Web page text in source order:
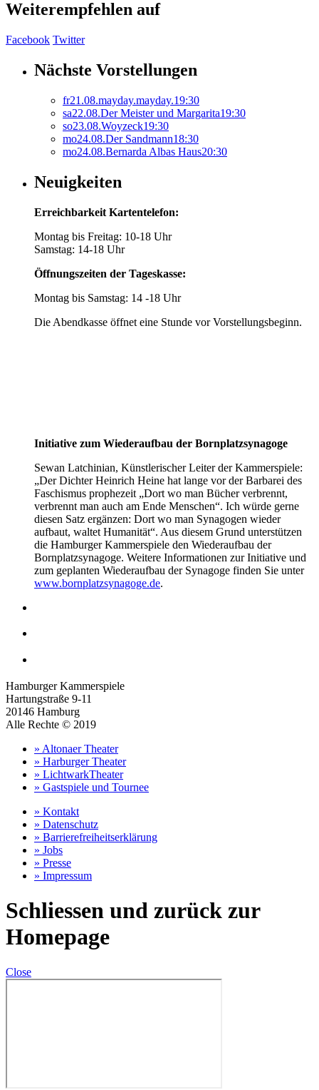
Weiterempfehlen auf
Facebook Twitter
Nächste Vorstellungen
fr21.08.mayday.mayday.19:30
sa22.08.Der Meister und Margarita19:30
so23.08.Woyzeck19:30
mo24.08.Der Sandmann18:30
mo24.08.Bernarda Albas Haus20:30
Neuigkeiten
Erreichbarkeit Kartentelefon:
Montag bis Freitag: 10-18 Uhr
Samstag: 14-18 Uhr
Öffnungszeiten der Tageskasse:
Montag bis Samstag: 14 -18 Uhr
Die Abendkasse öffnet eine Stunde vor Vorstellungsbeginn.
Initiative zum Wiederaufbau der Bornplatzsynagoge
Sewan Latchinian, Künstlerischer Leiter der Kammerspiele:
„Der Dichter Heinrich Heine hat lange vor der Barbarei des
Faschismus prophezeit „Dort wo man Bücher verbrennt,
verbrennt man auch am Ende Menschen“. Ich würde gerne
diesen Satz ergänzen: Dort wo man Synagogen wieder
aufbaut, waltet Humanität“. Aus diesem Grund unterstützen
die Hamburger Kammerspiele den Wiederaufbau der
Bornplatzsynagoge. Weitere Informationen zur Initiative und
zum geplanten Wiederaufbau der Synagoge finden Sie unter
www.bornplatzsynagoge.de.
Hamburger Kammerspiele
Hartungstraße 9-11
20146 Hamburg
Alle Rechte © 2019
» Altonaer Theater
» Harburger Theater
» LichtwarkTheater
» Gastspiele und Tournee
» Kontakt
» Datenschutz
» Barrierefreiheitserklärung
» Jobs
» Presse
» Impressum
Schliessen und zurück zur
Homepage
Close